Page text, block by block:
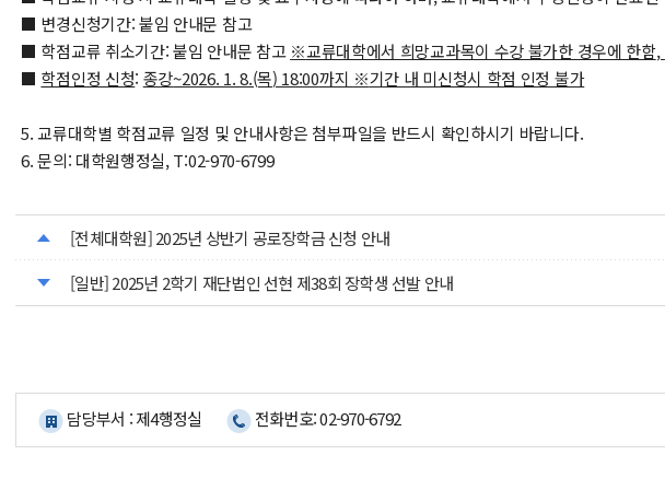
■ 변경신청기간: 붙임 안내문 참고
■ 학점교류 취소기간: 붙임 안내문 참고 ※교류대학에서 희망교과목이 수강 불가한 경우에 한함,
■ 학점인정 신청: 종강~2026. 1. 8.(목) 18:00까지 ※기간 내 미신청시 학점 인정 불가
5. 교류대학별 학점교류 일정 및 안내사항은 첨부파일을 반드시 확인하시기 바랍니다.
6. 문의: 대학원행정실, T:02-970-6799
[전체대학원] 2025년 상반기 공로장학금 신청 안내
[일반] 2025년 2학기 재단법인 선현 제38회 장학생 선발 안내
담당부서 : 제4행정실 전화번호: 02-970-6792